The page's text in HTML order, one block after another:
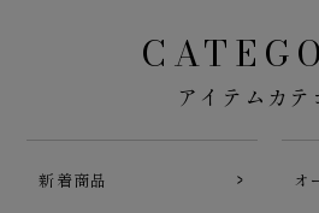
アイテムカテ
新着商品 オ